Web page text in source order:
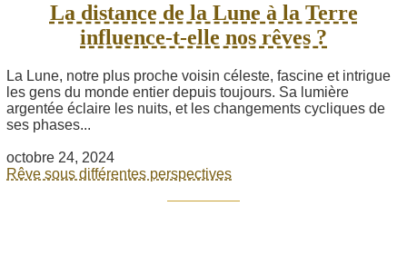
La distance de la Lune à la Terre
influence-t-elle nos rêves ?
La Lune, notre plus proche voisin céleste, fascine et intrigue
les gens du monde entier depuis toujours. Sa lumière
argentée éclaire les nuits, et les changements cycliques de
ses phases...
octobre 24, 2024
Rêve sous différentes perspectives